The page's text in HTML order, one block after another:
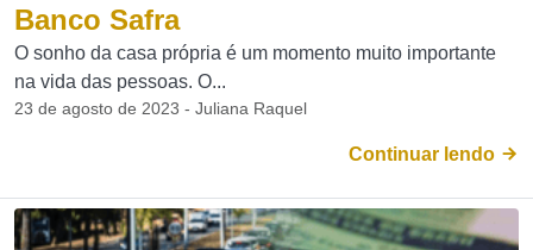
Banco Safra
O sonho da casa própria é um momento muito importante
na vida das pessoas. O...
23 de agosto de 2023 - Juliana Raquel
Continuar lendo